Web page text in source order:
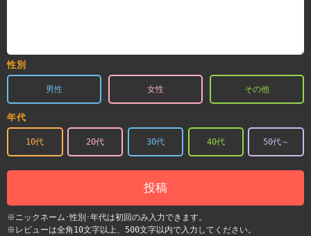
性別
男性 女性 その他
年代
10代 20代 30代 40代 50代～
投稿
※ニックネーム･性別･年代は初回のみ入力できます。
※レビューは全角10文字以上、500文字以内で入力してください。